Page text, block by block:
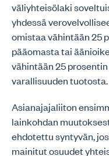
väliyhteisölaki
yhdessä
omistaa vähintään 25
pääomasta tai
vähintään 25
varallisuuden tuotosta.
Asianajajaliiton
lainkohdan
ehdotettu syntyvän,
mainitut osuudet